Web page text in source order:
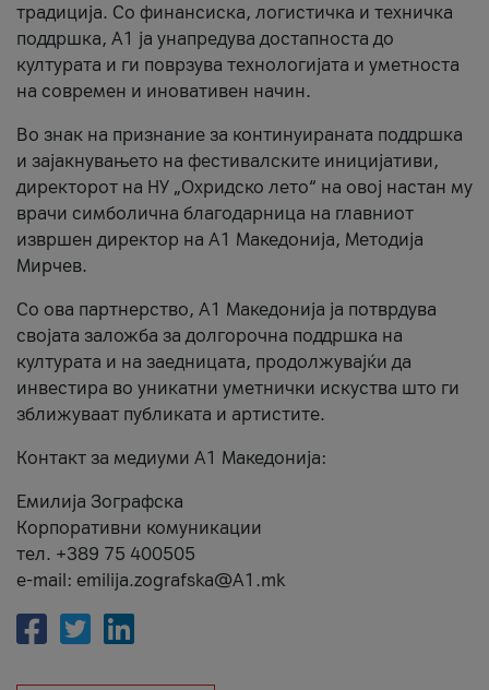
традиција. Со финансиска, логистичка и техничка
поддршка, A1 ја унапредува достапноста до
културата и ги поврзува технологијата и уметноста
на современ и иновативен начин.
Во знак на признание за континуираната поддршка
и зајакнувањето на фестивалските иницијативи,
директорот на НУ „Охридско лето“ на овој настан му
врачи симболична благодарница на главниот
извршен директор на A1 Македонија, Методија
Мирчев.
Со ова партнерство, A1 Македонија ја потврдува
својата заложба за долгорочна поддршка на
културата и на заедницата, продолжувајќи да
инвестира во уникатни уметнички искуства што ги
зближуваат публиката и артистите.
Контакт за медиуми А1 Македонија:
Емилија Зографска
Корпоративни комуникации
тел. +389 75 400505
e-mail: emilija.zografska@A1.mk